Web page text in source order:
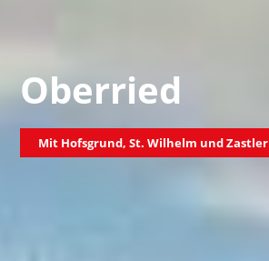
Oberried
Mit Hofsgrund, St. Wilhelm und Zastler